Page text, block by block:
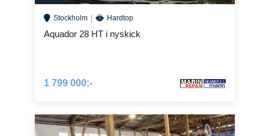
Stockholm Hardtop
Aquador 28 HT i nyskick
1 799 000:-